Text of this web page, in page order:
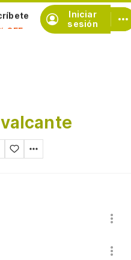
Iniciar
sesión